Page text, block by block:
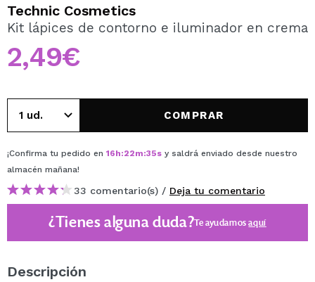
Al crear una cuenta en Maquillalia.com podrás realizar
tus compras rápidamente, revisar el estado de tus
pedidos y consultar tus operaciones anteriores.
CREAR CUENTA
Technic Cosmetics
Kit lápices de contorno e iluminador en crema
2,49€
COMPRAR
¡Confirma tu pedido en 16h:22m:35s y saldrá enviado desde nuestro
almacén mañana!
33 comentario(s) / Deja tu comentario
¿Tienes alguna duda?Te ayudamosaquí
Descripción